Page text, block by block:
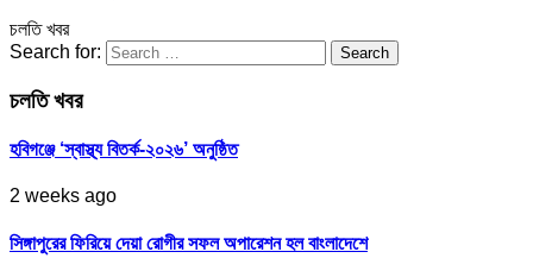
চলতি খবর
Search for:
চলতি খবর
হবিগঞ্জে ‘স্বাস্থ্য বিতর্ক-২০২৬’ অনুষ্ঠিত
2 weeks ago
সিঙ্গাপুরের ফিরিয়ে দেয়া রোগীর সফল অপারেশন হল বাংলাদেশে